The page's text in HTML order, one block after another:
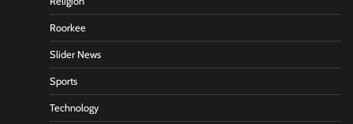
Roorkee
Slider News
Sports
Technology